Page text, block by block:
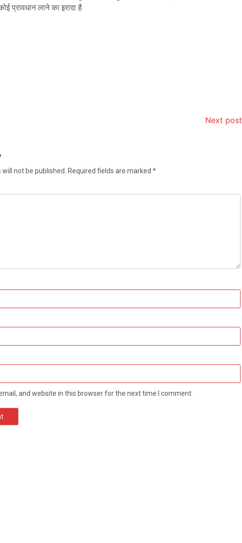
प्रावधान लाने का इरादा है
Next post
not be published. Required fields are marked *
and website in this browser for the next time I comment.